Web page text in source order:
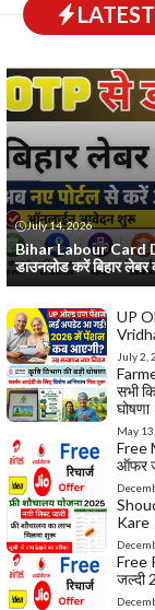
July 14, 2026
Bihar Labour Card
डाउनलोड करें बिहार लेबर
UP
July 2,
सभी
घोषणा
May
Free
ऑफर
Kare
Free
जल्दी